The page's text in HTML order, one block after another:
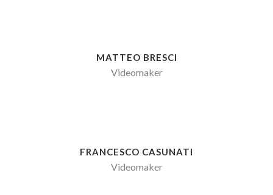
MATTEO BRESCI
Videomaker
FRANCESCO CASUNATI
Videomaker